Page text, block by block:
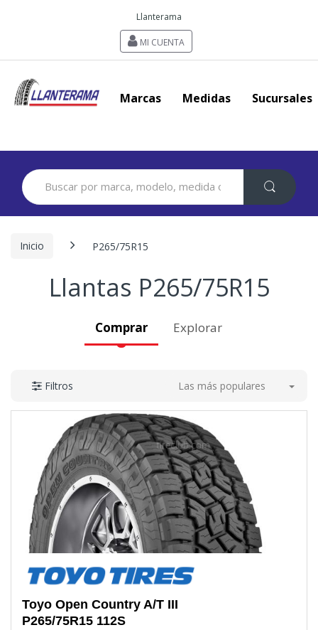
Llanterama
MI CUENTA
Marcas Medidas Sucursales
Search
for:
Inicio P265/75R15
Llantas P265/75R15
Comprar Explorar
Filtros Las más populares
Toyo Open Country A/T III
P265/75R15 112S